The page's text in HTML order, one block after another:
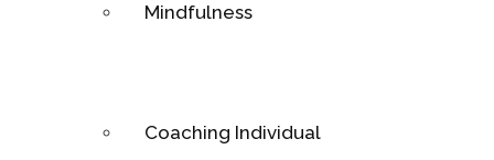
Mindfulness
Coaching Individual